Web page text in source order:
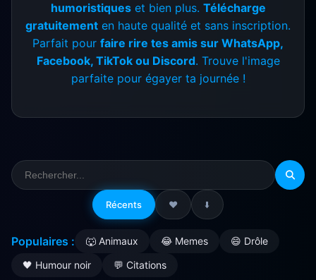
humoristiqueset bien plus. Télécharge
gratuitement en haute qualité et sans inscription.
Parfait pour faire rire tes amis sur WhatsApp,
Facebook, TikTok ou Discord. Trouve l'image
parfaite pour égayer ta journée !
Récents ❤️ ⬇️
Populaires : 🐺 Animaux 😂 Memes
😄 Drôle
🖤 Humour noir
💬 Citations